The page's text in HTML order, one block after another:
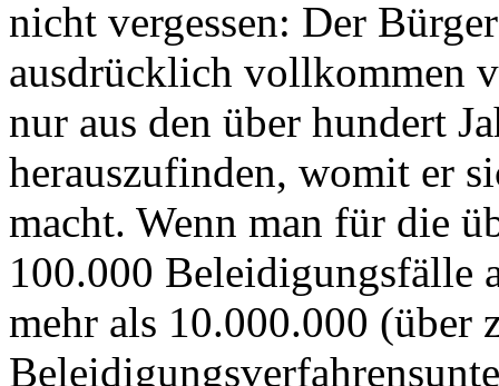
nicht vergessen: Der
ausdrücklich vollkommen
nur aus den über hundert
herauszufinden, womit er
macht. Wenn man für die
100.000 Beleidigungsfälle
mehr als 10.000.000 (über